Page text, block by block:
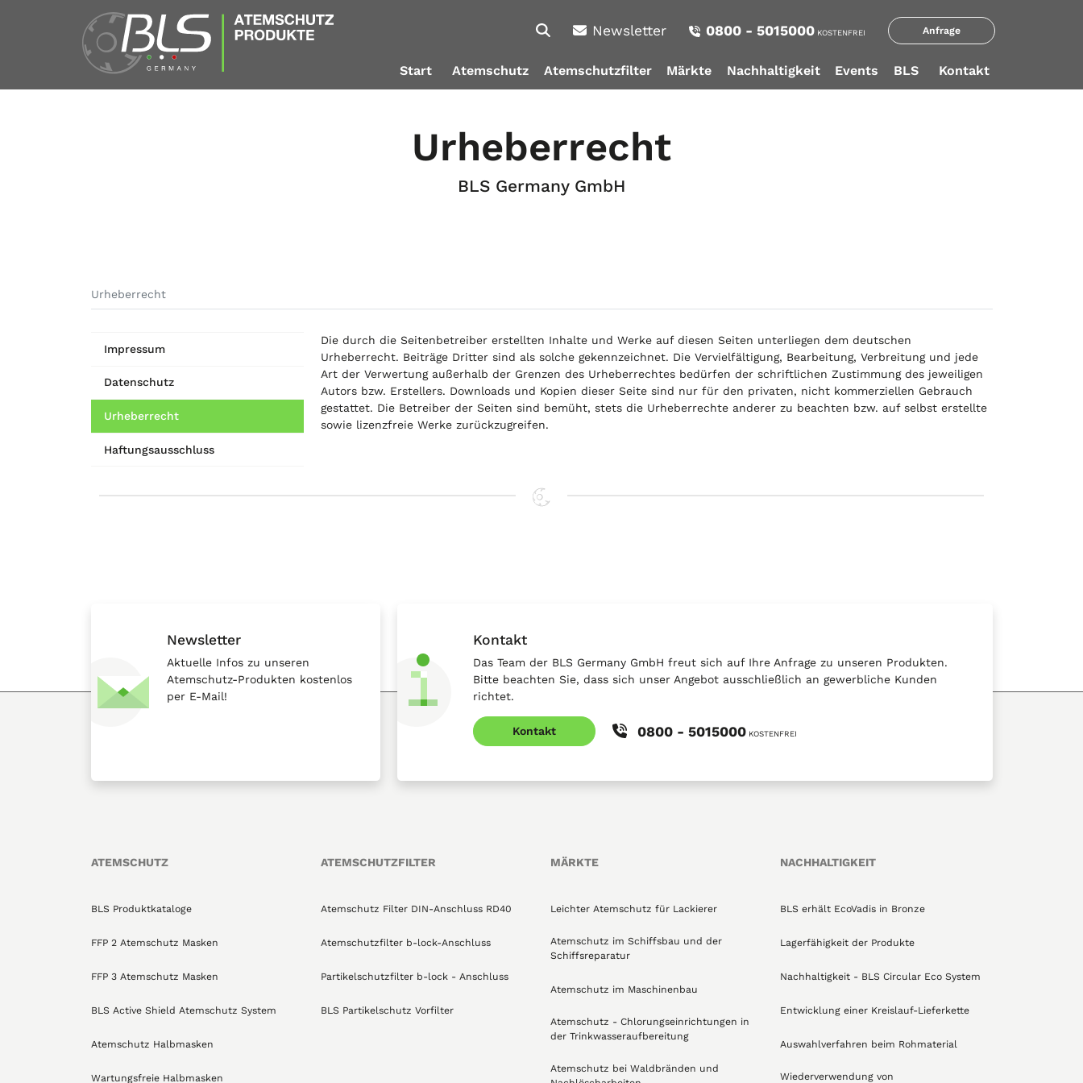
Newsletter 0800 - 5015000 KOSTENFREI Anfrage
Start Atemschutz Atemschutzfilter Märkte Nachhaltigkeit Events BLS Kontakt
Urheberrecht
BLS Germany GmbH
Urheberrecht
Impressum
Datenschutz
Urheberrecht
Haftungsausschluss
Die durch die Seitenbetreiber erstellten Inhalte und Werke auf diesen Seiten unterliegen dem deutschen
Urheberrecht. Beiträge Dritter sind als solche gekennzeichnet. Die Vervielfältigung, Bearbeitung, Verbreitung und jede
Art der Verwertung außerhalb der Grenzen des Urheberrechtes bedürfen der schriftlichen Zustimmung des jeweiligen
Autors bzw. Erstellers. Downloads und Kopien dieser Seite sind nur für den privaten, nicht kommerziellen Gebrauch
gestattet. Die Betreiber der Seiten sind bemüht, stets die Urheberrechte anderer zu beachten bzw. auf selbst erstellte
sowie lizenzfreie Werke zurückzugreifen.
Newsletter
Aktuelle Infos zu unseren
Atemschutz-Produkten kostenlos
per E-Mail!
Kontakt
Das Team der BLS Germany GmbH freut sich auf Ihre Anfrage zu unseren Produkten.
Bitte beachten Sie, dass sich unser Angebot ausschließlich an gewerbliche Kunden
richtet.
Kontakt 0800 - 5015000 KOSTENFREI
ATEMSCHUTZ
BLS Produktkataloge
FFP 2 Atemschutz Masken
FFP 3 Atemschutz Masken
BLS Active Shield Atemschutz System
Atemschutz Halbmasken
Wartungsfreie Halbmasken
ATEMSCHUTZFILTER
Atemschutz Filter DIN-Anschluss RD40
Atemschutzfilter b-lock-Anschluss
Partikelschutzfilter b-lock - Anschluss
BLS Partikelschutz Vorfilter
MÄRKTE
Leichter Atemschutz für Lackierer
Atemschutz im Schiffsbau und der
Schiffsreparatur
Atemschutz im Maschinenbau
Atemschutz - Chlorungseinrichtungen in
der Trinkwasseraufbereitung
Atemschutz bei Waldbränden und
NACHHALTIGKEIT
BLS erhält EcoVadis in Bronze
Lagerfähigkeit der Produkte
Nachhaltigkeit - BLS Circular Eco System
Entwicklung einer Kreislauf-Lieferkette
Auswahlverfahren beim Rohmaterial
Wiederverwendung von